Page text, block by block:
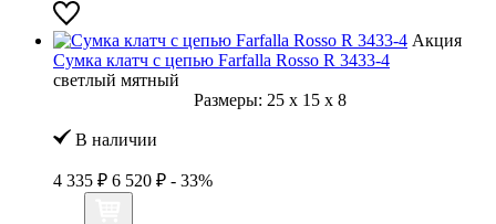
Акция
Сумка клатч с цепью Farfalla Rosso R 3433-4
светлый мятный
Размеры: 25 x 15 x 8
В наличии
4 335 ₽ 6 520 ₽ - 33%